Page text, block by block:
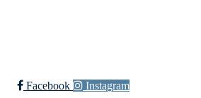
Facebook Instagram